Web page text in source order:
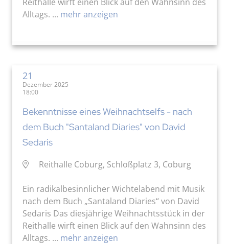
Alltags. ... mehr anzeigen
21
Dezember 2025
18:00
Bekenntnisse eines Weihnachtselfs - nach
dem Buch "Santaland Diaries" von David
Sedaris
Reithalle Coburg, Schloßplatz 3, Coburg
Ein radikalbesinnlicher Wichtelabend mit Musik
nach dem Buch „Santaland Diaries“ von David
Sedaris Das diesjährige Weihnachtsstück in der
Reithalle wirft einen Blick auf den Wahnsinn des
Alltags. ... mehr anzeigen